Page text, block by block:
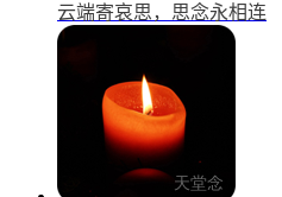
云端寄哀思，思念永相连